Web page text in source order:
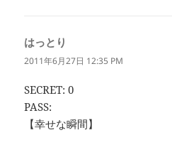
はっとり
り:
2011年6月27日 12:35 PM
SECRET: 0
PASS:
【幸せな瞬間】